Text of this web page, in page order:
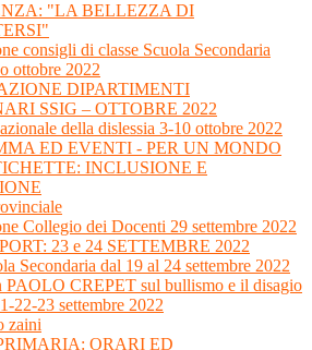
"LA BELLEZZA DI
consigli di classe Scuola Secondaria
ottobre 2022
DIPARTIMENTI
SSIG – OTTOBRE 2022
della dislessia 3-10 ottobre 2022
ED EVENTI - PER UN MONDO
INCLUSIONE E
Collegio dei Docenti 29 settembre 2022
23 e 24 SETTEMBRE 2022
Secondaria dal 19 al 24 settembre 2022
PAOLO CREPET sul bullismo e il disagio
22-23 settembre 2022
zaini
ORARI ED